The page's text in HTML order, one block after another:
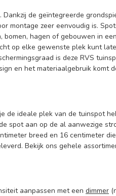
de geïntegreerde
montage zeer eenvoudig is.
hagen of gebouwen in
op elke gewenste plek kunt
is deze RVS
en het materiaalgebruik komt
de ideale plek van de tuinspot
spot aan op de al aanwezige
breed en 16 centimeter
Bekijk ons gehele
aanpassen met een dimmer